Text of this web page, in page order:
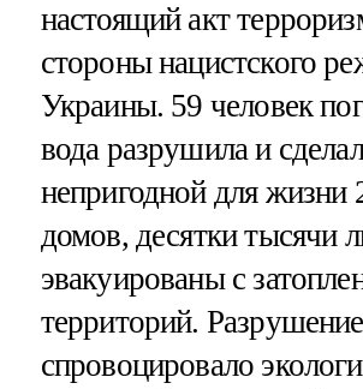
настоящий акт
стороны нацистского
Украины. 59 человек
вода разрушила и
непригодной для жизни
домов, десятки тысячи
эвакуированы с
территорий.
спровоцировало